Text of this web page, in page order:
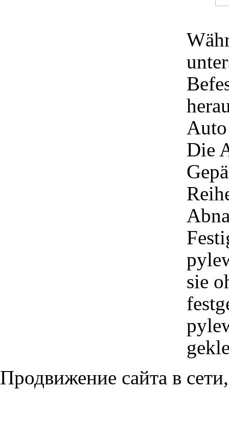
Die
sie
Продвижение сайта в